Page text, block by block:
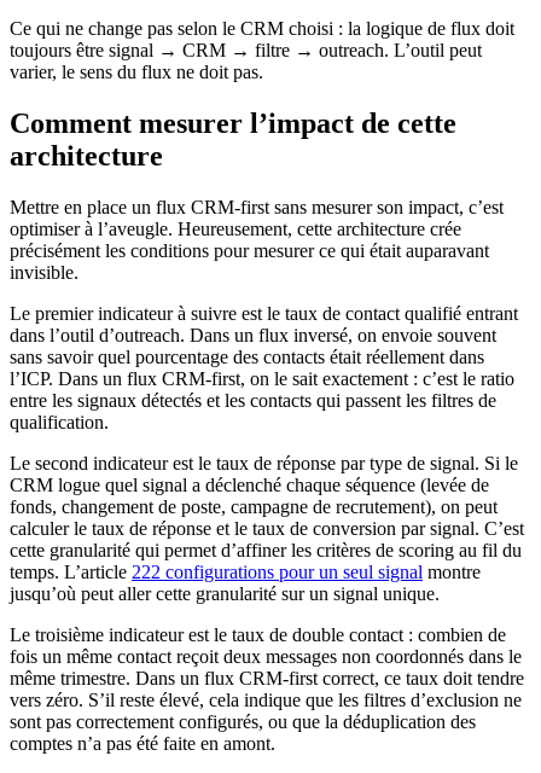
Ce qui ne change pas selon le CRM choisi : la logique de flux doit
toujours être signal → CRM → filtre → outreach. L’outil peut
varier, le sens du flux ne doit pas.
Comment mesurer l’impact de cette
architecture
Mettre en place un flux CRM-first sans mesurer son impact, c’est
optimiser à l’aveugle. Heureusement, cette architecture crée
précisément les conditions pour mesurer ce qui était auparavant
invisible.
Le premier indicateur à suivre est le taux de contact qualifié entrant
dans l’outil d’outreach. Dans un flux inversé, on envoie souvent
sans savoir quel pourcentage des contacts était réellement dans
l’ICP. Dans un flux CRM-first, on le sait exactement : c’est le ratio
entre les signaux détectés et les contacts qui passent les filtres de
qualification.
Le second indicateur est le taux de réponse par type de signal. Si le
CRM logue quel signal a déclenché chaque séquence (levée de
fonds, changement de poste, campagne de recrutement), on peut
calculer le taux de réponse et le taux de conversion par signal. C’est
cette granularité qui permet d’affiner les critères de scoring au fil du
temps. L’article 222 configurations pour un seul signal montre
jusqu’où peut aller cette granularité sur un signal unique.
Le troisième indicateur est le taux de double contact : combien de
fois un même contact reçoit deux messages non coordonnés dans le
même trimestre. Dans un flux CRM-first correct, ce taux doit tendre
vers zéro. S’il reste élevé, cela indique que les filtres d’exclusion ne
sont pas correctement configurés, ou que la déduplication des
comptes n’a pas été faite en amont.